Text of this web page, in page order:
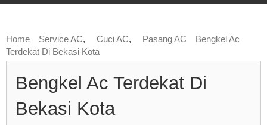
Home Service AC, Cuci AC, Pasang AC
Bengkel Ac
Terdekat Di Bekasi Kota
Bengkel Ac Terdekat Di
Bekasi Kota